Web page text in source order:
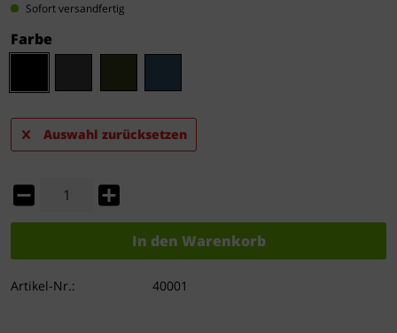
Sofort versandfertig
Farbe
Auswahl zurücksetzen
In den Warenkorb
Artikel-Nr.: 40001